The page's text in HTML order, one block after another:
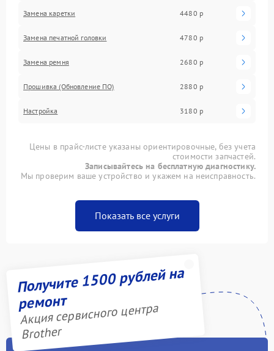
Замена каретки 4480 р
Замена печатной головки 4780 р
Замена ремня 2680 р
Прошивка (Обновление ПО) 2880 р
Настройка 3180 р
Цены в прайс-листе указаны ориентировочные, без учета
стоимости запчастей.
Записывайтесь на бесплатную диагностику.
Мы проверим ваше устройство и укажем на неисправность.
Показать все услуги
Получите 1500 рублей на
ремонт
Акция сервисного центра
Brother